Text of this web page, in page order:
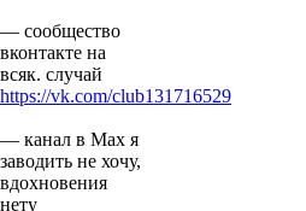
— сообщество
вконтакте на
всяк. случай
https://vk.com/club131716529
— канал в Мах я
заводить не хочу,
вдохновения
нету